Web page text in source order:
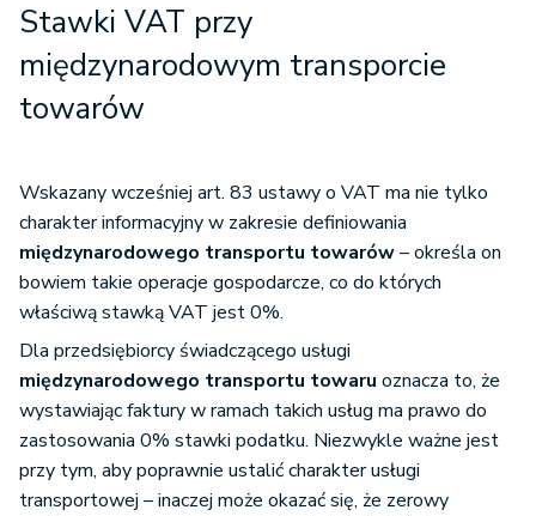
Stawki VAT przy
międzynarodowym transporcie
towarów
Wskazany wcześniej art. 83 ustawy o VAT ma nie tylko
charakter informacyjny w zakresie definiowania
międzynarodowego transportu towarów– określa on
bowiem takie operacje gospodarcze, co do których
właściwą stawką VAT jest 0%.
Dla przedsiębiorcy świadczącego usługi
międzynarodowego transportu towaru oznacza to, że
wystawiając faktury w ramach takich usług ma prawo do
zastosowania 0% stawki podatku. Niezwykle ważne jest
przy tym, aby poprawnie ustalić charakter usługi
transportowej – inaczej może okazać się, że zerowy